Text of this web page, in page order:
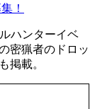
！
ハンターイベ
密猟者のドロッ
掲載。